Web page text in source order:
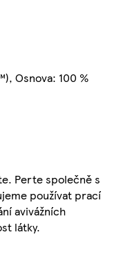
Osnova: 100 %
Perte společně s
používat prací
avivážních
látky.